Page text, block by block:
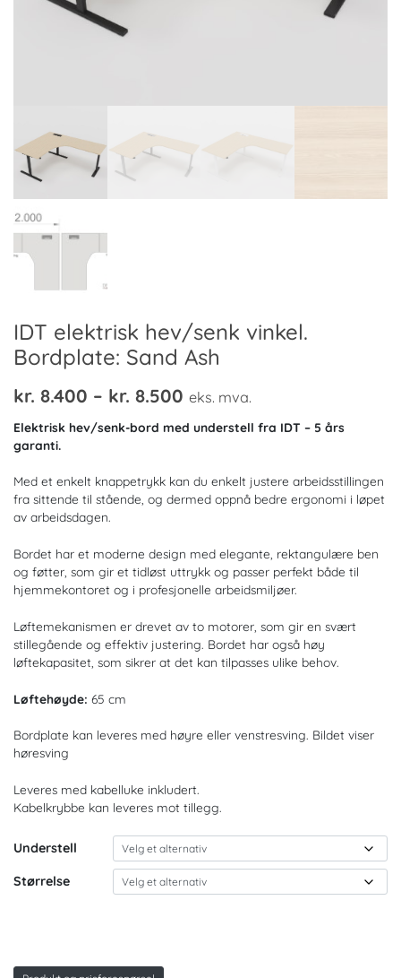
IDT elektrisk hev/senk vinkel.
Bordplate: Sand Ash
kr. 8.400 – kr. 8.500 Prisområde:
kr. 8.400
kr. 8.500
eks. mva.
Elektrisk hev/senk-bord med understell fra IDT – 5 års
garanti.
Med et enkelt knappetrykk kan du enkelt justere arbeidsstillingen
fra sittende til stående, og dermed oppnå bedre ergonomi i løpet
av arbeidsdagen.
Bordet har et moderne design med elegante, rektangulære ben
og føtter, som gir et tidløst uttrykk og passer perfekt både til
hjemmekontoret og i profesjonelle arbeidsmiljøer.
Løftemekanismen er drevet av to motorer, som gir en svært
stillegående og effektiv justering. Bordet har også høy
løftekapasitet, som sikrer at det kan tilpasses ulike behov.
Løftehøyde: 65 cm
Bordplate kan leveres med høyre eller venstresving. Bildet viser
høresving
Leveres med kabelluke inkludert.
Kabelkrybbe kan leveres mot tillegg.
Understell
Størrelse